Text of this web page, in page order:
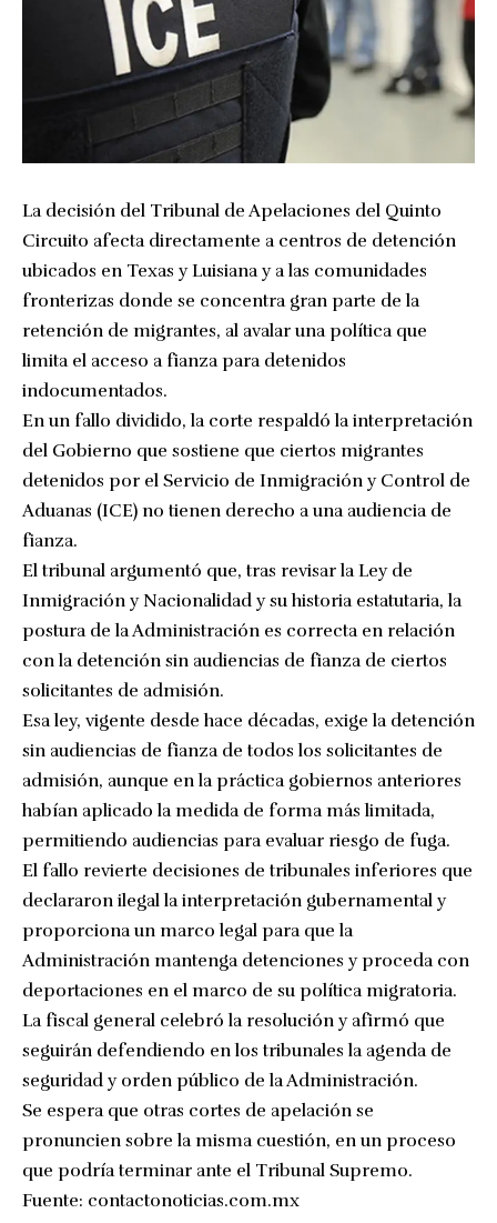
La decisión del Tribunal de Apelaciones del Quinto
Circuito afecta directamente a centros de detención
ubicados en Texas y Luisiana y a las comunidades
fronterizas donde se concentra gran parte de la
retención de migrantes, al avalar una política que
limita el acceso a fianza para detenidos
indocumentados.
En un fallo dividido, la corte respaldó la interpretación
del Gobierno que sostiene que ciertos migrantes
detenidos por el Servicio de Inmigración y Control de
Aduanas (ICE) no tienen derecho a una audiencia de
fianza.
El tribunal argumentó que, tras revisar la Ley de
Inmigración y Nacionalidad y su historia estatutaria, la
postura de la Administración es correcta en relación
con la detención sin audiencias de fianza de ciertos
solicitantes de admisión.
Esa ley, vigente desde hace décadas, exige la detención
sin audiencias de fianza de todos los solicitantes de
admisión, aunque en la práctica gobiernos anteriores
habían aplicado la medida de forma más limitada,
permitiendo audiencias para evaluar riesgo de fuga.
El fallo revierte decisiones de tribunales inferiores que
declararon ilegal la interpretación gubernamental y
proporciona un marco legal para que la
Administración mantenga detenciones y proceda con
deportaciones en el marco de su política migratoria.
La fiscal general celebró la resolución y afirmó que
seguirán defendiendo en los tribunales la agenda de
seguridad y orden público de la Administración.
Se espera que otras cortes de apelación se
pronuncien sobre la misma cuestión, en un proceso
que podría terminar ante el Tribunal Supremo.
Fuente: contactonoticias.com.mx